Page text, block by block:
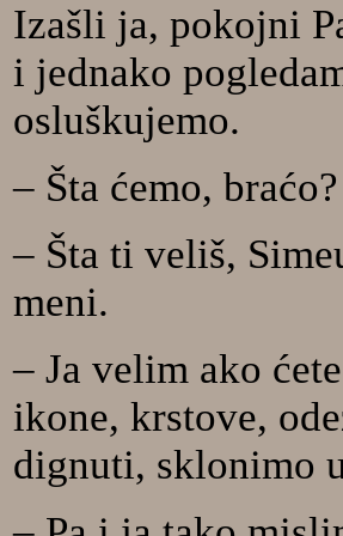
Izašli ja, pokojni
i jednako
osluškujemo.
– Šta ćemo,
– Šta ti veliš,
meni.
– Ja velim ako
ikone, krstove,
dignuti, sklonimo